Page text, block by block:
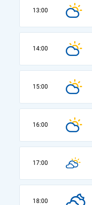
13:00
14:00
15:00
16:00
17:00
18:00